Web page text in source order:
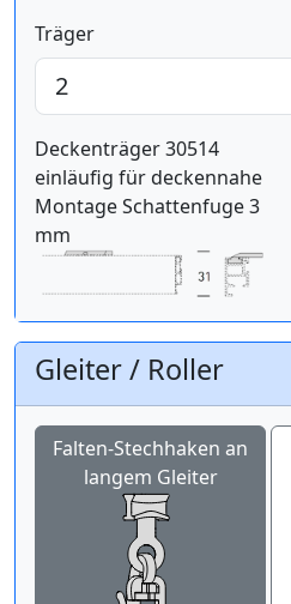
Träger
Deckenträger 30514
einläufig für deckennahe
Montage Schattenfuge 3
mm
Gleiter / Roller
Falten-Stechhaken an
langem Gleiter